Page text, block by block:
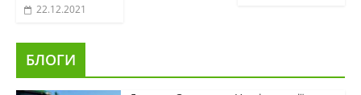
22.12.2021
БЛОГИ